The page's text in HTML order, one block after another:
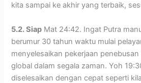
kita sampai ke akhir yang terbaik,
5.2. Siap Mat 24:42. Ingat Putra
berumur 30 tahun waktu mulai
menyelesaikan pekerjaan
global dalam segala zaman. Yoh
diselesaikan dengan cepat seperti